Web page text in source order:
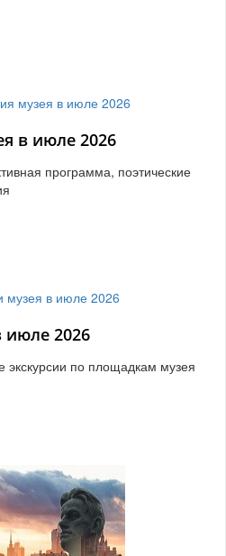
в июле 2026
программа, поэтические
июле 2026
экскурсии по площадкам музея